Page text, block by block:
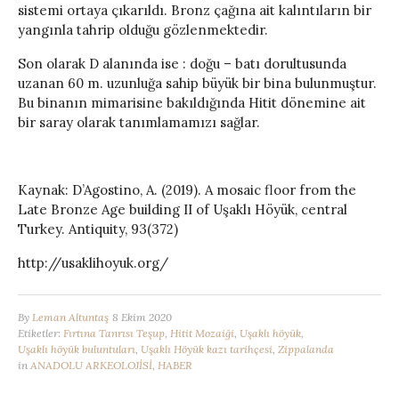
sistemi ortaya çıkarıldı. Bronz çağına ait kalıntıların bir
yangınla tahrip olduğu gözlenmektedir.
Son olarak D alanında ise : doğu – batı dorultusunda
uzanan 60 m. uzunluğa sahip büyük bir bina bulunmuştur.
Bu binanın mimarisine bakıldığında Hitit dönemine ait
bir saray olarak tanımlamamızı sağlar.
Kaynak: D’Agostino, A. (2019). A mosaic floor from the
Late Bronze Age building II of Uşaklı Höyük, central
Turkey. Antiquity, 93(372)
http://usaklihoyuk.org/
By Leman Altuntaş 8 Ekim 2020
Etiketler: Fırtına Tanrısı Teşup Hitit Mozaiği Uşaklı höyük
Uşaklı höyük buluntuları Uşaklı Höyük kazı tarihçesi Zippalanda
in ANADOLU ARKEOLOJİSİ HABER